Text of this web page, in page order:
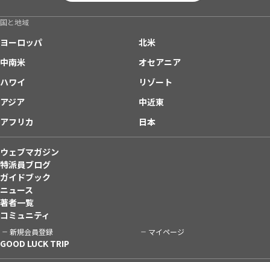
国と地域
ヨーロッパ
北米
中南米
オセアニア
ハワイ
リゾート
アジア
中近東
アフリカ
日本
ウェブマガジン
特派員ブログ
ガイドブック
ニュース
著者一覧
コミュニティ
新規会員登録 マイページ
GOOD LUCK TRIP